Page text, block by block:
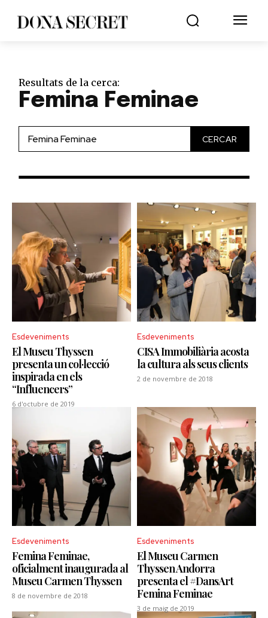
Resultats de la cerca:
Femina Feminae
CERCAR
Esdeveniments
El Museu Thyssen
presenta un col·lecció
inspirada en els
“Influencers”
6 d'octubre de 2019
Esdeveniments
CISA Immobiliària acosta
la cultura als seus clients
2 de novembre de 2018
Esdeveniments
Femina Feminae,
oficialment inaugurada al
Museu Carmen Thyssen
8 de novembre de 2018
Esdeveniments
El Museu Carmen
Thyssen Andorra
presenta el #DansArt
Femina Feminae
3 de maig de 2019